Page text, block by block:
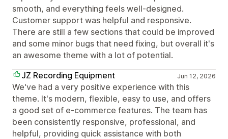
smooth, and everything feels well-designed.
Customer support was helpful and responsive.
There are still a few sections that could be improved
and some minor bugs that need fixing, but overall it's
an awesome theme with a lot of potential.
JZ Recording Equipment
Jun 12, 2026
We've had a very positive experience with this
theme. It's modern, flexible, easy to use, and offers
a good set of e-commerce features. The team has
been consistently responsive, professional, and
helpful, providing quick assistance with both